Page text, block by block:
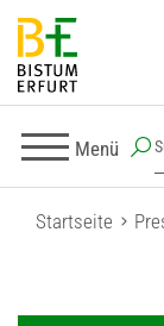
Menü
Startseite